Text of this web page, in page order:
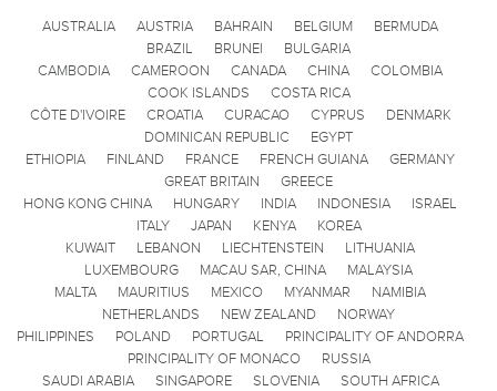
AUSTRALIA AUSTRIA BAHRAIN BELGIUM
BERMUDA
BRAZIL
BRUNEI
BULGARIA
CAMBODIA
CAMEROON CANADA CHINA
COLOMBIA
COOK ISLANDS
COSTA RICA
CÔTE D'IVOIRE
CROATIA CURACAO CYPRUS
DENMARK
DOMINICAN REPUBLIC
EGYPT
ETHIOPIA
FINLAND FRANCE FRENCH GUIANA
GERMANY
GREAT BRITAIN
GREECE
HONG KONG CHINA
HUNGARY INDIA INDONESIA
ISRAEL
ITALY
JAPAN KENYA
KOREA
KUWAIT
LEBANON LIECHTENSTEIN
LITHUANIA
LUXEMBOURG
MACAU SAR, CHINA
MALAYSIA
MALTA
MAURITIUS MEXICO MYANMAR
NAMIBIA
NETHERLANDS
NEW ZEALAND
NORWAY
PHILIPPINES
POLAND PORTUGAL
PRINCIPALITY OF ANDORRA
PRINCIPALITY OF MONACO
RUSSIA
SAUDI ARABIA
SINGAPORE SLOVENIA
SOUTH AFRICA